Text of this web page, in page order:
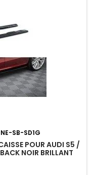
SB-SD1G
POUR AUDI S5 /
NOIR BRILLANT